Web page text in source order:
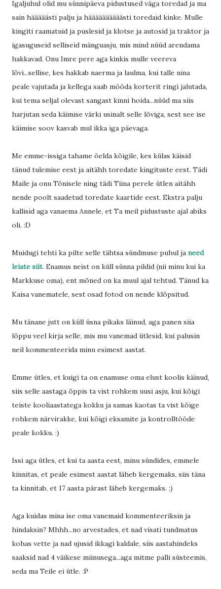
Igaljuhul olid mu sünnipäeva pidustused väga toredad ja ma
sain hääääästi palju ja häääääääääästi toredaid kinke. Mulle
kingiti raamatuid ja puslesid ja klotse ja autosid ja traktor ja
igasuguseid selliseid mänguasju, mis mind nüüd arendama
hakkavad. Onu Imre pere aga kinkis mulle veereva
lõvi...sellise, kes hakkab naerma ja laulma, kui talle nina
peale vajutada ja kellega saab mööda korterit ringi jalutada,
kui tema seljal olevast sangast kinni hoida...nüüd ma siis
harjutan seda käimise värki usinalt selle lõviga, sest see ise
käimise soov kasvab mul ikka iga päevaga.
Me emme-issiga tahame öelda kõigile, kes külas käisid
tänud tulemise eest ja aitähh toredate kingituste eest. Tädi
Maile ja onu Tõnisele ning tädi Tiina perele ütlen aitähh
nende poolt saadetud toredate kaartide eest. Ekstra palju
kallisid aga vanaema Annele, et Ta meil pidustuste ajal abiks
oli. :D
Muidugi tehti ka pilte selle tähtsa sündmuse puhul ja need
leiate siit. Enamus neist on küll sünna pildid (nii minu kui ka
Markkuse oma), ent mõned on ka muul ajal tehtud. Tänud ka
Kaisa vanematele, sest osad fotod on nende klõpsitud.
Mu tänane jutt on küll üsna pikaks läinud, aga panen siia
lõppu veel kirja selle, mis mu vanemad ütlesid, kui palusin
neil kommenteerida minu esimest aastat.
Emme ütles, et kuigi ta on enamuse oma elust koolis käinud,
siis selle aastaga õppis ta vist rohkem uusi asju, kui kõigi
teiste kooliaastatega kokku ja samas kaotas ta vist kõige
rohkem närvirakke, kui kõigi eksamite ja kontrolltööde
peale kokku. :)
Issi aga ütles, et kui ta aasta eest, minu sündides, emmele
kinnitas, et peale esimest aastat läheb kergemaks, siis täna
ta kinnitab, et 17 aasta pärast läheb kergemaks. ;)
Aga kuidas mina ise oma vanemaid kommenteeriksin ja
hindaksin? Mhhh...no arvestades, et nad visati tundmatus
kohas vette ja nad ujusid ikkagi kaldale, siis aastahindeks
saaksid nad 4 väikese miinusega...aga mitme palli süsteemis,
seda ma Teile ei ütle. :P